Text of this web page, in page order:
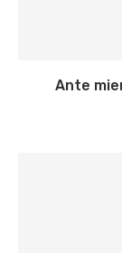
Ante